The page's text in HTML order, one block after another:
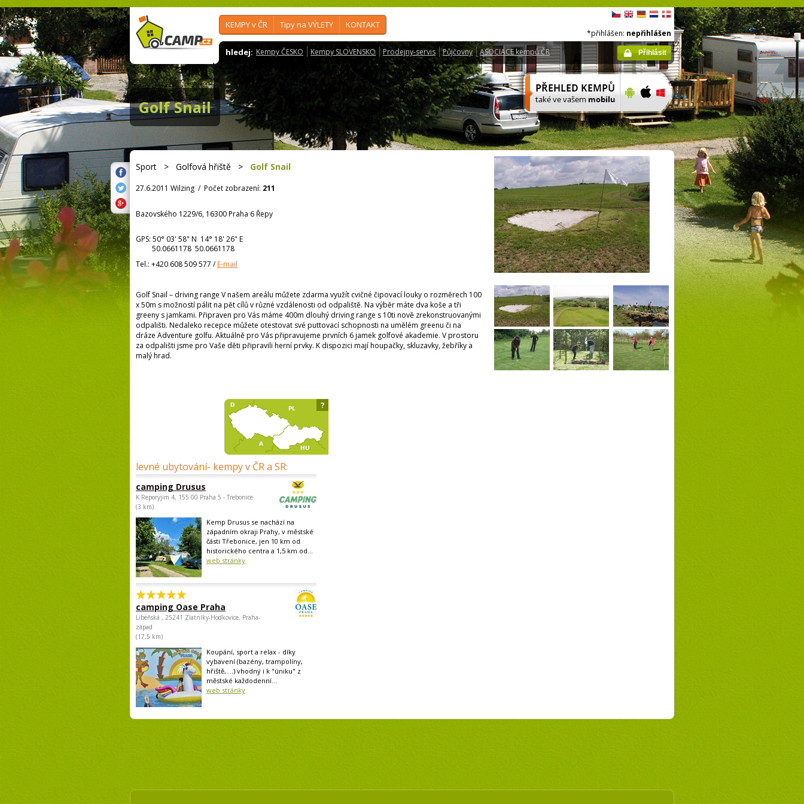
KEMPY v ČR Tipy na VÝLETY KONTAKT
hledej: Kempy ČESKO Kempy SLOVENSKO Prodejny-servis Půjčovny ASOCIACE kempů ČR
*přihlášen: nepřihlášen
Přihlásit
Golf Snail
Sport > Golfová hřiště > Golf Snail
27.6.2011 Wilzing / Počet zobrazení: 211
Bazovského 1229/6, 16300 Praha 6 Řepy
GPS: 50° 03' 58" N 14° 18' 26" E
50.0661178 50.0661178
Tel.: +420 608 509 577 /E-mail
Golf Snail – driving range V našem areálu můžete zdarma využít cvičné čipovací louky o rozměrech 100
x 50m s možností pálit na pět cílů v různé vzdálenosti od odpaliště. Na výběr máte dva koše a tři
greeny s jamkami. Připraven pro Vás máme 400m dlouhý driving range s 10ti nově zrekonstruovanými
odpališti. Nedaleko recepce můžete otestovat své puttovací schopnosti na umělém greenu či na
dráze Adventure golfu. Aktuálně pro Vás připravujeme prvních 6 jamek golfové akademie. V prostoru
za odpališti jsme pro Vaše děti připravili herní prvky. K dispozici mají houpačky, skluzavky, žebříky a
malý hrad.
levné ubytování- kempy v ČR a SR:
camping Drusus
K Reporyjim 4, 155 00 Praha 5 - Trebonice
(3 km)
Kemp Drusus se nachází na
západním okraji Prahy, v městské
části Třebonice, jen 10 km od
historického centra a 1,5 km od...
web stránky
camping Oase Praha
Libeňská , 25241 Zlatníky-Hodkovice, Praha-
západ
(17,5 km)
Koupání, sport a relax - díky
vybavení (bazény, trampolíny,
hřiště,....) vhodný i k "úniku" z
městské každodenní...
web stránky
?